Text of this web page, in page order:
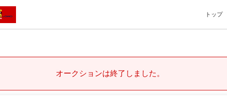
トップ
オークションは終了しました。